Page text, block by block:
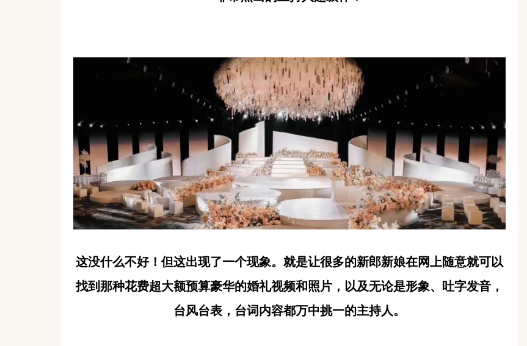
这没什么不好！但这出现了一个现象。就是让很多的新郎新娘在网上随意就可以
找到那种花费超大额预算豪华的婚礼视频和照片，以及无论是形象、吐字发音，
台风台表，台词内容都万中挑一的主持人。